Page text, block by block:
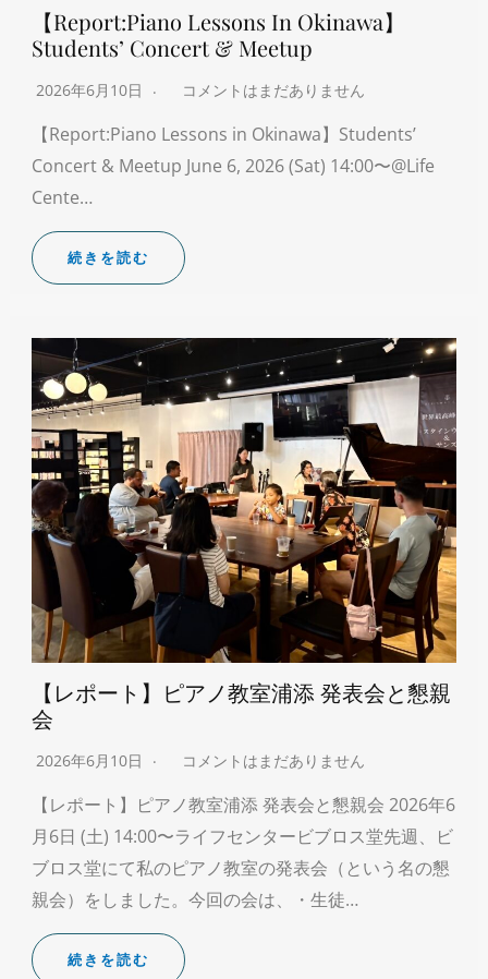
【Report:Piano Lessons In Okinawa】
Students’ Concert & Meetup
2026年6月10日 コメントはまだありません
【Report:Piano Lessons in Okinawa】Students’
Concert & Meetup June 6, 2026 (Sat) 14:00〜@Life
Cente…
続きを読む
【レポート】ピアノ教室浦添 発表会と懇親
会
2026年6月10日 コメントはまだありません
【レポート】ピアノ教室浦添 発表会と懇親会 2026年6
月6日 (土) 14:00〜ライフセンタービブロス堂先週、ビ
ブロス堂にて私のピアノ教室の発表会（という名の懇
親会）をしました。今回の会は、・生徒…
続きを読む